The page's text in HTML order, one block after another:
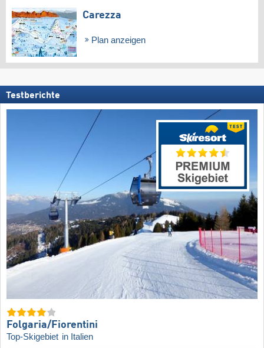
Carezza
Plan anzeigen
Testberichte
Folgaria/​Fiorentini
Top-Skigebiet in Italien